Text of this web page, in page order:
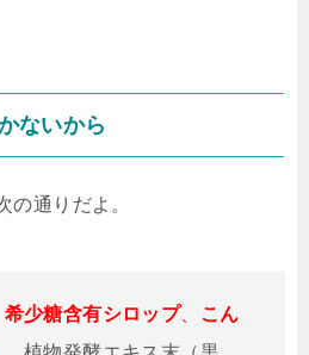
ないから
の通りだよ。
少糖含有シロップ、
こん